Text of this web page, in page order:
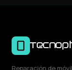
Reparación de